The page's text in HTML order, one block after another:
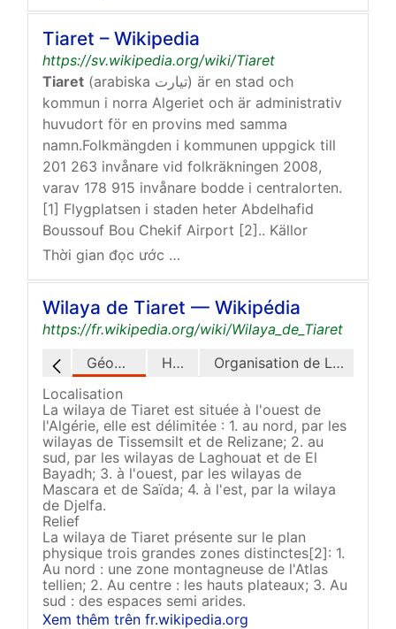
Tiaret – Wikipedia
https://sv.wikipedia.org/wiki/Tiaret
Tiaret (arabiska تيارت) är en stad och
kommun i norra Algeriet och är administrativ
huvudort för en provins med samma
namn.Folkmängden i kommunen uppgick till
201 263 invånare vid folkräkningen 2008,
varav 178 915 invånare bodde i centralorten.
[1] Flygplatsen i staden heter Abdelhafid
Boussouf Bou Chekif Airport [2].. Källor
Thời gian đọc ước tính: 40 giây
Wilaya de Tiaret — Wikipédia
https://fr.wikipedia.org/wiki/Wilaya_de_Tiaret
Géographie
Histoire
Organisation de La Wilaya
Localisation
La wilaya de Tiaret est située à l'ouest de
l'Algérie, elle est délimitée : 1. au nord, par les
wilayas de Tissemsilt et de Relizane; 2. au
sud, par les wilayas de Laghouat et de El
Bayadh; 3. à l'ouest, par les wilayas de
Mascara et de Saïda; 4. à l'est, par la wilaya
de Djelfa.
Relief
La wilaya de Tiaret présente sur le plan
physique trois grandes zones distinctes[2]: 1.
Au nord : une zone montagneuse de l'Atlas
tellien; 2. Au centre : les hauts plateaux; 3. Au
sud : des espaces semi arides.
Xem thêm trên fr.wikipedia.org